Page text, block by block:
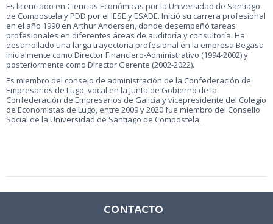
Es licenciado en Ciencias Económicas por la Universidad de Santiago
de Compostela y PDD por el IESE y ESADE. Inició su carrera profesional
en el año 1990 en Arthur Andersen, donde desempeñó tareas
profesionales en diferentes áreas de auditoría y consultoría. Ha
desarrollado una larga trayectoria profesional en la empresa Begasa
inicialmente como Director Financiero-Administrativo (1994-2002) y
posteriormente como Director Gerente (2002-2022).
Es miembro del consejo de administración de la Confederación de
Empresarios de Lugo, vocal en la Junta de Gobierno de la
Confederación de Empresarios de Galicia y vicepresidente del Colegio
de Economistas de Lugo, entre 2009 y 2020 fue miembro del Consello
Social de la Universidad de Santiago de Compostela.
CONTACTO